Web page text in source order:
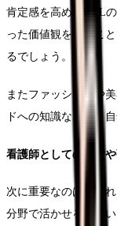
肯定感を高め、QOL
った価値観を示すこ
るでしょう。
またファッションや
ドへの知識なども、
看護師としての経験や
次に重要なのは、こ
分野で活かせるかと